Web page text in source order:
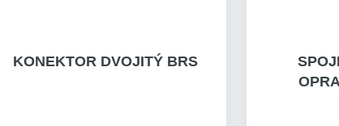
KONEKTOR DVOJITÝ BRS